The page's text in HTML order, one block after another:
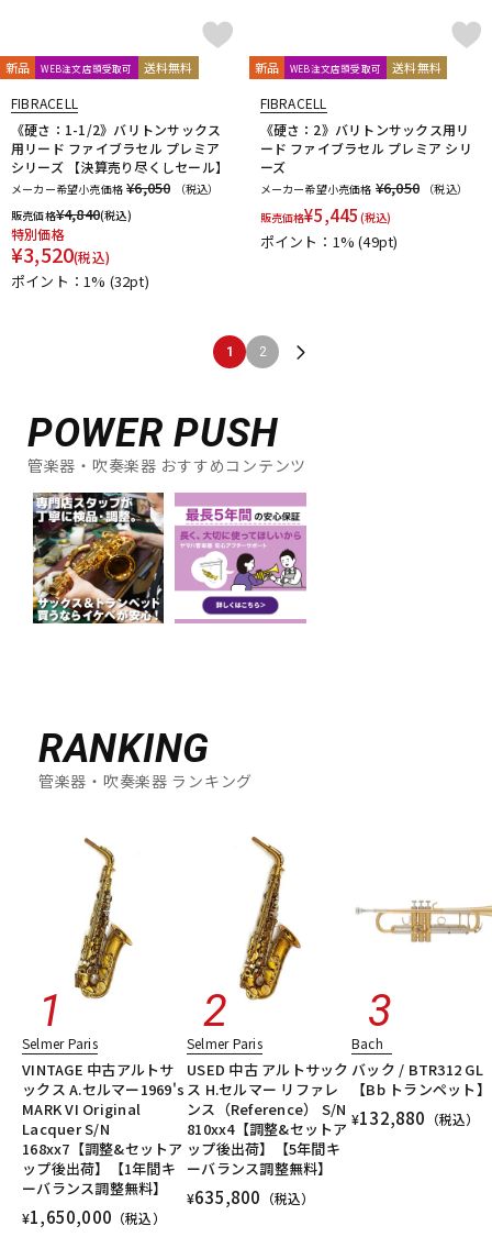
新品 WEB注文店頭受取可 送料無料
FIBRACELL
《硬さ：1-1/2》バリトンサックス
用リード ファイブラセル プレミア
シリーズ 【決算売り尽くしセール】
メーカー希望小売価格 ¥6,050
（税込）
販売価格¥4,840(税込)
特別価格
¥3,520(税込)
ポイント：1% (32pt)
新品 WEB注文店頭受取可 送料無料
FIBRACELL
《硬さ：2》バリトンサックス用リ
ード ファイブラセル プレミア シリ
ーズ
メーカー希望小売価格 ¥6,050
（税込）
販売価格¥5,445 (税込)
ポイント：1%(49pt)
1 2
POWER PUSH
管楽器・吹奏楽器 おすすめコンテンツ
RANKING
管楽器・吹奏楽器 ランキング
Selmer Paris
VINTAGE 中古アルトサ
ックス A.セルマー1969's
MARK VI Original
Lacquer S/N
168xx7【調整&セットア
ップ後出荷】【1年間キ
ーバランス調整無料】
¥1,650,000 （税込）
Selmer Paris
USED 中古 アルトサック
ス H.セルマー リファレ
ンス（Reference） S/N
810xx4【調整&セットア
ップ後出荷】【5年間キ
ーバランス調整無料】
¥635,800 （税込）
Bach
バック / BTR312 GL
【Bb トランペット】
¥132,880 （税込）